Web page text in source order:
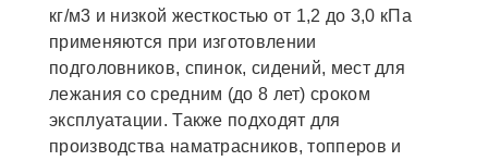
кг/м3 и низкой жесткостью от 1,2 до 3,0 кПа
применяются при изготовлении
подголовников, спинок, сидений, мест для
лежания со средним (до 8 лет) сроком
эксплуатации. Также подходят для
производства наматрасников, топперов и